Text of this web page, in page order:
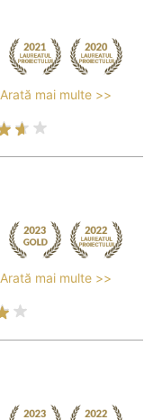
Arată mai multe >>
Arată mai multe >>